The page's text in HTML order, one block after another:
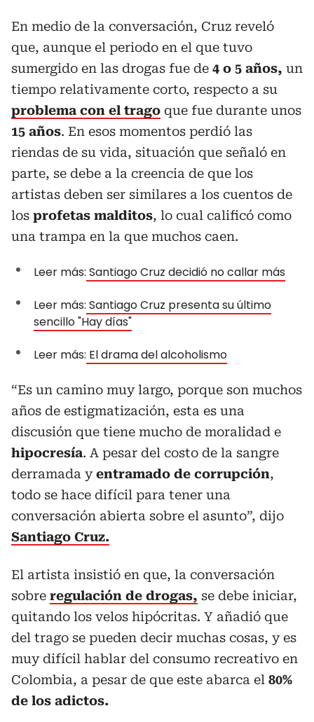
En medio de la conversación, Cruz reveló
que, aunque el periodo en el que tuvo
sumergido en las drogas fue de 4 o 5 años, un
tiempo relativamente corto, respecto a su
problema con el trago que fue durante unos
15 años. En esos momentos perdió las
riendas de su vida, situación que señaló en
parte, se debe a la creencia de que los
artistas deben ser similares a los cuentos de
los profetas malditos, lo cual calificó como
una trampa en la que muchos caen.
Leer más: Santiago Cruz decidió no callar más
Leer más: Santiago Cruz presenta su último
sencillo "Hay días"
Leer más: El drama del alcoholismo
“Es un camino muy largo, porque son muchos
años de estigmatización, esta es una
discusión que tiene mucho de moralidad e
hipocresía. A pesar del costo de la sangre
derramada yentramado de corrupción,
todo se hace difícil para tener una
conversación abierta sobre el asunto”, dijo
Santiago Cruz.
El artista insistió en que, la conversación
sobre regulación de drogas, se debe iniciar,
quitando los velos hipócritas. Y añadió que
del trago se pueden decir muchas cosas, y es
muy difícil hablar del consumo recreativo en
Colombia, a pesar de que este abarca el 80%
de los adictos.